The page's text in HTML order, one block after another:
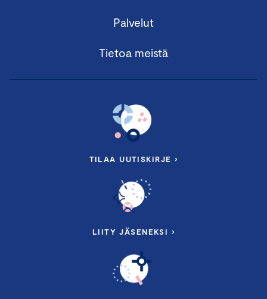
Palvelut
Tietoa meistä
TILAA UUTISKIRJE ›
LIITY JÄSENEKSI ›